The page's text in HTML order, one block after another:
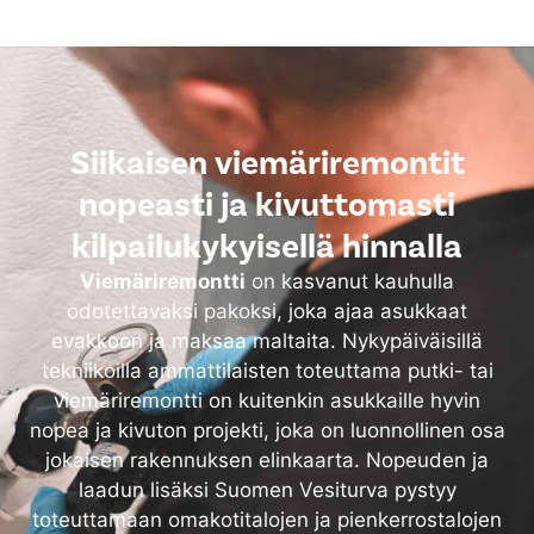
Siikaisen viemäriremontit
nopeasti ja kivuttomasti
kilpailukykyisellä hinnalla
Viemäriremontti on kasvanut kauhulla
odotettavaksi pakoksi, joka ajaa asukkaat
evakkoon ja maksaa maltaita. Nykypäiväisillä
tekniikoilla ammattilaisten toteuttama putki- tai
viemäriremontti on kuitenkin asukkaille hyvin
nopea ja kivuton projekti, joka on luonnollinen osa
jokaisen rakennuksen elinkaarta. Nopeuden ja
laadun lisäksi Suomen Vesiturva pystyy
toteuttamaan omakotitalojen ja pienkerrostalojen